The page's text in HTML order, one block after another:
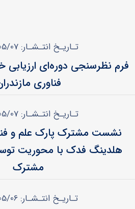
تـاریـخ انتـشـار: 1405/05/07
فرم نظرسنجی دوره‌ای
فناوری
تـاریـخ انتـشـار: 1405/05/07
نشست مشترک پارک علم و
هلدینگ فدک با محوریت
مشترک
تـاریـخ انتـشـار: 1405/05/06